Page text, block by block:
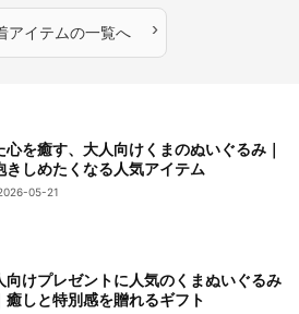
アイテムの一覧へ ›
心を癒す、大人向けくまのぬいぐるみ｜
きしめたくなる人気アイテム
05-21
向けプレゼントに人気のくまぬいぐるみ
癒しと特別感を贈れるギフト